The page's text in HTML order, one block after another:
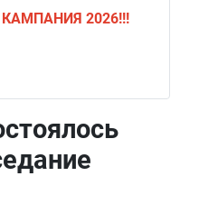
2026!!!